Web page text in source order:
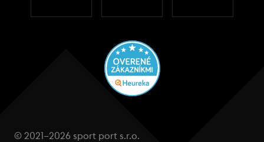
© 2021–2026 sport port s.r.o.